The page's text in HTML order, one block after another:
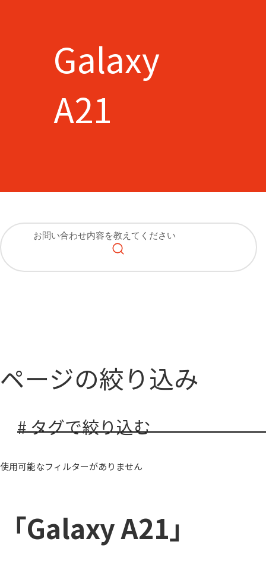
Galaxy
A21
ページの絞り込み
# タグで絞り込む
使用可能なフィルターがありません
「Galaxy A21」